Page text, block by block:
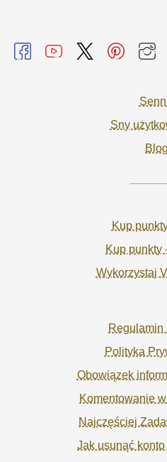
Sny
Blog
Kup
Kup punkty
Wykorzystaj
Regulamin
Polityka
Obowiązek
Komentowanie
Najczęściej
Jak usunąć